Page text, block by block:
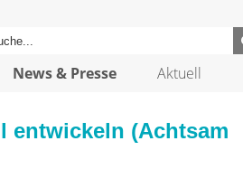
News & Presse Aktuell
entwickeln (Achtsam